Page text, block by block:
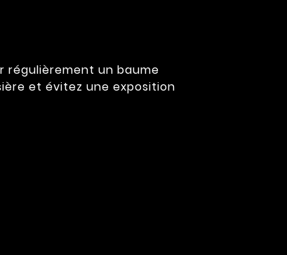
régulièrement un baume
et évitez une exposition